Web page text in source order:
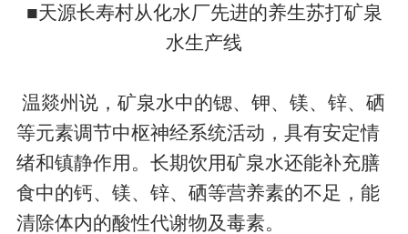
■天源长寿村从化水厂先进的养生苏打矿泉
水生产线
​​​​​​​ 温燚州说，矿泉水中的锶、钾、镁、锌、硒
等元素调节中枢神经系统活动，具有安定情
绪和镇静作用。长期饮用矿泉水还能补充膳
食中的钙、镁、锌、硒等营养素的不足，能
清除体内的酸性代谢物及毒素。